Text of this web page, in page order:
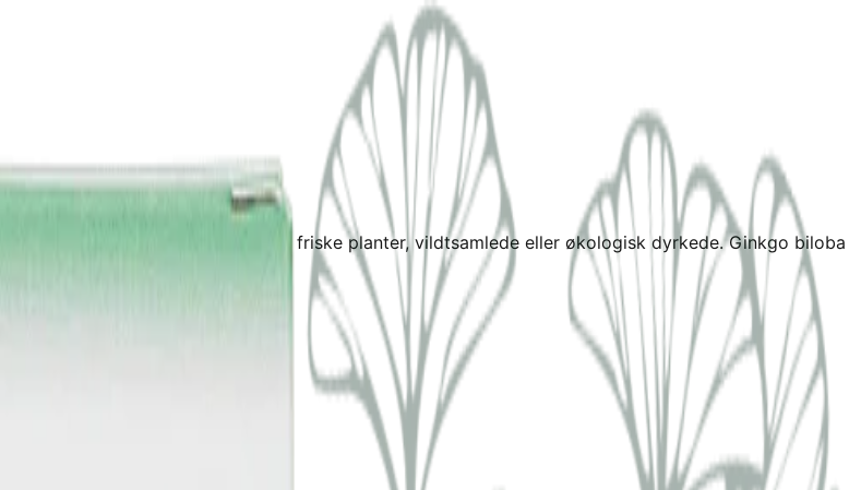
og kosttilskud med fokus pø friske planter, vildtsamlede eller økologisk dyrkede. Ginkgo biloba